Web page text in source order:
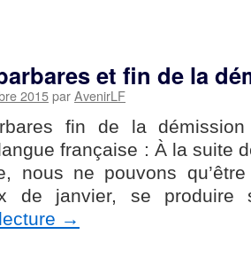
et fin de la
2015parAvenirLF
fin de la
française : À la suite
nous ne pouvons
de janvier, se
→